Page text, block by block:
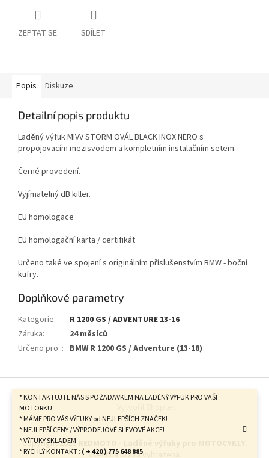
* KONTAKTUJTE NÁS S POŽADAVKEM NA LADĚNÝ VÝFUK PRO VAŠI
MOTORKU
* MÁME PRO VÁS VÝFUKY od NEJLEPŠÍCH ZNAČEK!
* NEJLEPŠÍ CENY / VÝPRODEJOVÉ SLEVOVÉ AKCE!
* VÝFUKY SKLADEM
* RYCHLÝ KONTAKT : ( + 420 ) 775 648 885
ZEPTAT SE SDÍLET
Popis Diskuze
Detailní popis produktu
Laděný výfuk MIVV STORM OVÁL BLACK INOX NERO s
propojovacím mezisvodem a kompletním instalačním setem.
Černé provedení.
Vyjímatelný dB killer.
EU homologace
EU homologační karta / certifikát
Určeno také ve spojení s originálním příslušenstvím BMW - boční
kufry.
Doplňkové parametry
Kategorie:
R 1200 GS / ADVENTURE 13-16
Záruka:
24 měsíců
Určeno pro :: BMW R 1200 GS / Adventure (13-18)
Copyright 2026
Všechna práva vyhrazena.